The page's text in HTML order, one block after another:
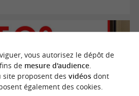
vous autorisez le dépôt de
de mesure d'audience.
site proposent des vidéosdont
également des cookies.